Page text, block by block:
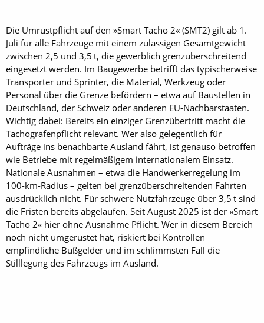
Die Umrüstpflicht auf den »Smart Tacho 2« (SMT2) gilt ab 1.
Juli für alle Fahrzeuge mit einem zulässigen Gesamtgewicht
zwischen 2,5 und 3,5 t, die gewerblich grenzüberschreitend
eingesetzt werden. Im Baugewerbe betrifft das typischerweise
Transporter und Sprinter, die Material, Werkzeug oder
Personal über die Grenze befördern – etwa auf Baustellen in
Deutschland, der Schweiz oder anderen EU-Nachbarstaaten.
Wichtig dabei: Bereits ein einziger Grenzübertritt macht die
Tachografenpflicht relevant. Wer also gelegentlich für
Aufträge ins benachbarte Ausland fährt, ist genauso betroffen
wie Betriebe mit regelmäßigem internationalem Einsatz.
Nationale Ausnahmen – etwa die Handwerkerregelung im
100-km-Radius – gelten bei grenzüberschreitenden Fahrten
ausdrücklich nicht. Für schwere Nutzfahrzeuge über 3,5 t sind
die Fristen bereits abgelaufen. Seit August 2025 ist der »Smart
Tacho 2« hier ohne Ausnahme Pflicht. Wer in diesem Bereich
noch nicht umgerüstet hat, riskiert bei Kontrollen
empfindliche Bußgelder und im schlimmsten Fall die
Stilllegung des Fahrzeugs im Ausland.